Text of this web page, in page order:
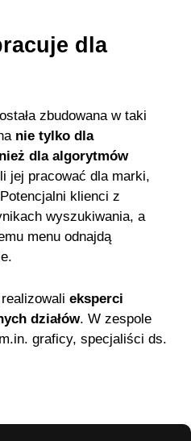
dla
zbudowana w taki
nie tylko dla
dla algorytmów
jej pracować dla marki,
klienci z
wyszukiwania, a
menu odnajdą
realizowalieksperci
działów. W zespole
graficy, specjaliści ds.